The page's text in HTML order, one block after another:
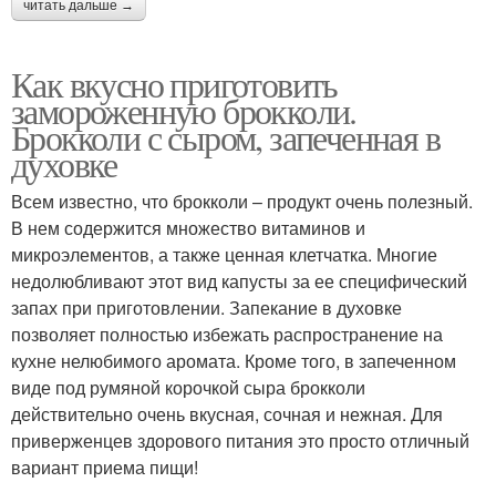
читать дальше →
Как вкусно приготовить
замороженную брокколи.
Брокколи с сыром, запеченная в
духовке
Всем известно, что брокколи – продукт очень полезный.
В нем содержится множество витаминов и
микроэлементов, а также ценная клетчатка. Многие
недолюбливают этот вид капусты за ее специфический
запах при приготовлении. Запекание в духовке
позволяет полностью избежать распространение на
кухне нелюбимого аромата. Кроме того, в запеченном
виде под румяной корочкой сыра брокколи
действительно очень вкусная, сочная и нежная. Для
приверженцев здорового питания это просто отличный
вариант приема пищи!